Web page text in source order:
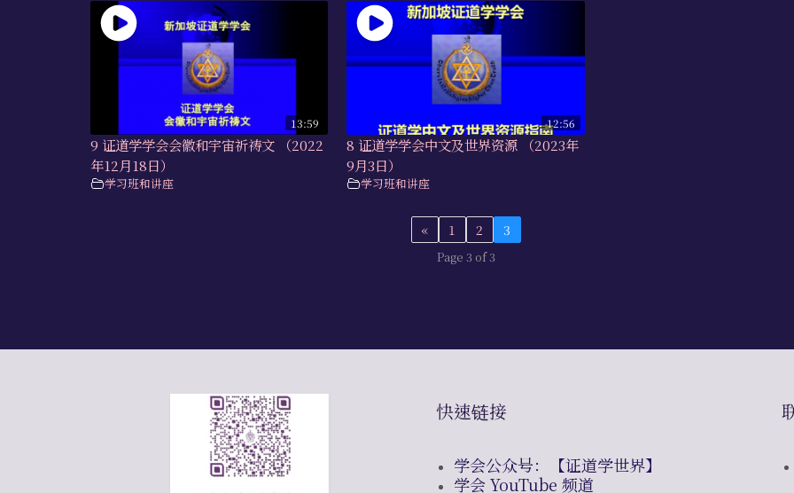
13:59
9 证道学学会会徽和宇宙祈祷文 （2022
年12月18日）
学习班和讲座
12:56
8 证道学学会中文及世界资源 （2023年
9月3日）
学习班和讲座
« 1 2 3
Page 3 of 3
快速链接
学会公众号：【证道学世界】
学会 YouTube 频道